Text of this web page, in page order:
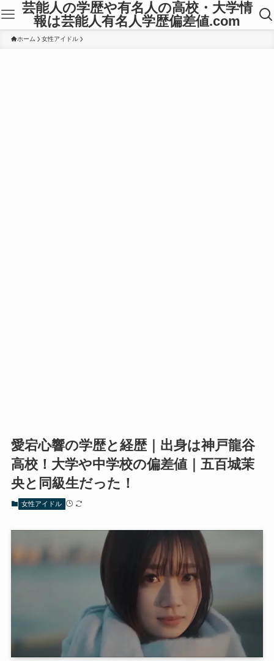
芸能人の学歴や有名人の高校・大学情
報は芸能人有名人学歴偏差値.com
ホーム 女性アイドル
愛宕心響の学歴と経歴｜出身は神戸龍谷
高校！大学や中学校の偏差値｜五百城茉
央と同級生だった！
女性アイドル